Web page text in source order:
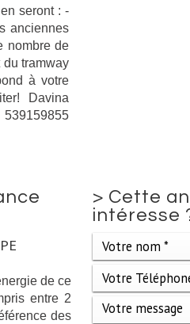
seront : -
anciennes
nombre de
tramway
à votre
Davina
de ce
entre 2
des
> Cette
intéresse